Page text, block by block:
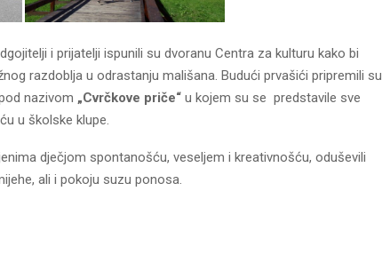
i prijatelji ispunili su dvoranu Centra za kulturu kako bi
razdoblja u odrastanju mališana. Budući prvašići pripremili su
nazivom „Cvrčkove priče“ u kojem su se predstavile sve
u školske klupe.
dječjom spontanošću, veseljem i kreativnošću, oduševili
ali i pokoju suzu ponosa.